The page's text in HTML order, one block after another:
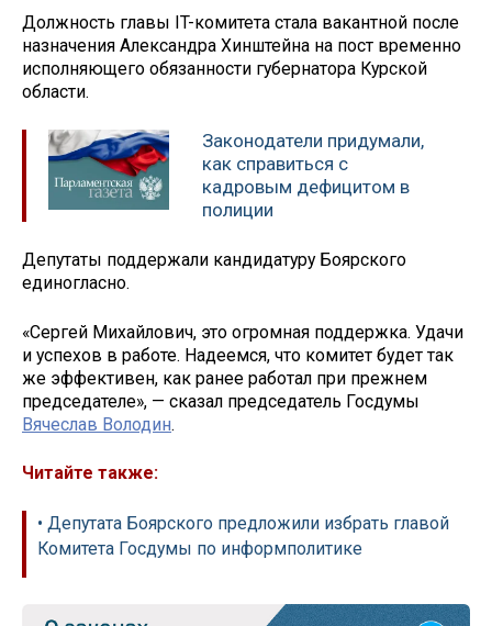
Должность главы IT-комитета стала вакантной после
назначения Александра Хинштейна на пост временно
исполняющего обязанности губернатора Курской
области.
Законодатели придумали,
как справиться с
кадровым дефицитом в
полиции
Депутаты поддержали кандидатуру Боярского
единогласно.
«Сергей Михайлович, это огромная поддержка. Удачи
и успехов в работе. Надеемся, что комитет будет так
же эффективен, как ранее работал при прежнем
председателе», — сказал председатель Госдумы
Вячеслав Володин.
Читайте также:
• Депутата Боярского предложили избрать главой
Комитета Госдумы по информполитике